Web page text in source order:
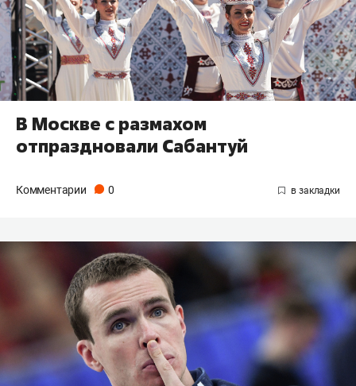
В Москве с размахом
отпраздновали Сабантуй
Комментарии 0